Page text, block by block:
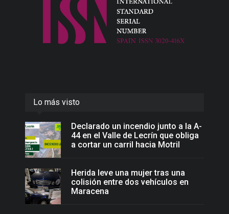
Lo más visto
Declarado un incendio junto a la A-
44 en el Valle de Lecrín que obliga
a cortar un carril hacia Motril
Herida leve una mujer tras una
colisión entre dos vehículos en
Maracena